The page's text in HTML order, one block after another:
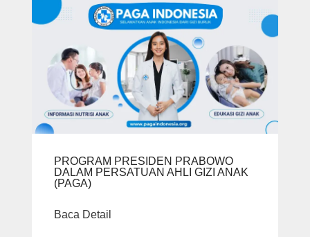
PROGRAM PRESIDEN PRABOWO
DALAM PERSATUAN AHLI GIZI ANAK
(PAGA)
Baca Detail